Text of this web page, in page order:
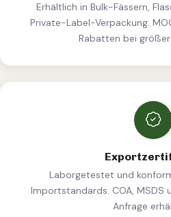
Erhältlich in Bulk-Fässern,
Private-Label-Verpackung.
Rabatten bei
Laborgetestet und
Importstandards. COA, MSDS
Anfrage